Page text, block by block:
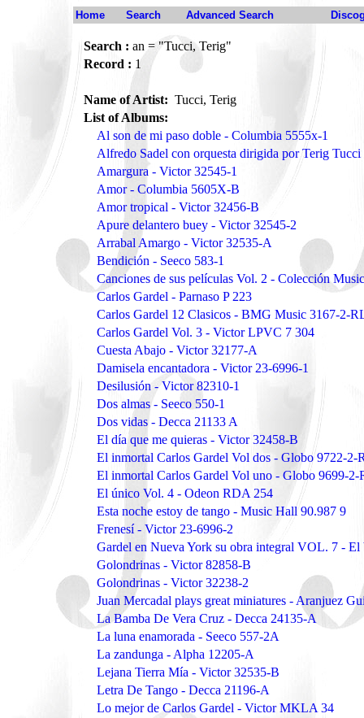
Home Search Advanced Search
Search : an = "Tucci, Terig"
Record : 1
Name of Artist: Tucci, Terig
List of Albums:
Al son de mi paso doble - Columbia 5555x-1
Alfredo Sadel con orquesta dirigida por Terig
Amargura - Victor 32545-1
Amor - Columbia 5605X-B
Amor tropical - Victor 32456-B
Apure delantero buey - Victor 32545-2
Arrabal Amargo - Victor 32535-A
Bendición - Seeco 583-1
Canciones de sus películas Vol. 2 - Colección
Carlos Gardel - Parnaso P 223
Carlos Gardel 12 Clasicos - BMG Music 3167-2-
Carlos Gardel Vol. 3 - Victor LPVC 7 304
Cuesta Abajo - Victor 32177-A
Damisela encantadora - Victor 23-6996-1
Desilusión - Victor 82310-1
Dos almas - Seeco 550-1
Dos vidas - Decca 21133 A
El día que me quieras - Victor 32458-B
El inmortal Carlos Gardel Vol dos - Globo 9722-2-
El inmortal Carlos Gardel Vol uno - Globo 9699-2-
El único Vol. 4 - Odeon RDA 254
Esta noche estoy de tango - Music Hall 90.987 9
Frenesí - Victor 23-6996-2
Gardel en Nueva York su obra integral VOL. 7 -
Golondrinas - Victor 82858-B
Golondrinas - Victor 32238-2
Juan Mercadal plays great miniatures - Aranjuez
La Bamba De Vera Cruz - Decca 24135-A
La luna enamorada - Seeco 557-2A
La zandunga - Alpha 12205-A
Lejana Tierra Mía - Victor 32535-B
Letra De Tango - Decca 21196-A
Lo mejor de Carlos Gardel - Victor MKLA 34